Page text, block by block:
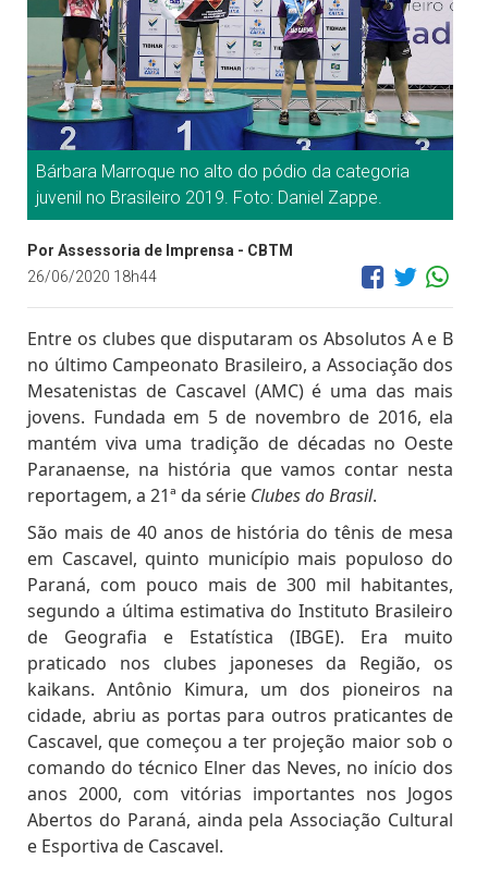
Bárbara Marroque no alto do pódio da categoria
juvenil no Brasileiro 2019. Foto: Daniel Zappe.
Por Assessoria de Imprensa - CBTM
26/06/2020 18h44
Entre os clubes que disputaram os Absolutos A e B
no último Campeonato Brasileiro, a Associação dos
Mesatenistas de Cascavel (AMC) é uma das mais
jovens. Fundada em 5 de novembro de 2016, ela
mantém viva uma tradição de décadas no Oeste
Paranaense, na história que vamos contar nesta
reportagem, a 21ª da série Clubes do Brasil.
São mais de 40 anos de história do tênis de mesa
em Cascavel, quinto município mais populoso do
Paraná, com pouco mais de 300 mil habitantes,
segundo a última estimativa do Instituto Brasileiro
de Geografia e Estatística (IBGE). Era muito
praticado nos clubes japoneses da Região, os
kaikans. Antônio Kimura, um dos pioneiros na
cidade, abriu as portas para outros praticantes de
Cascavel, que começou a ter projeção maior sob o
comando do técnico Elner das Neves, no início dos
anos 2000, com vitórias importantes nos Jogos
Abertos do Paraná, ainda pela Associação Cultural
e Esportiva de Cascavel.